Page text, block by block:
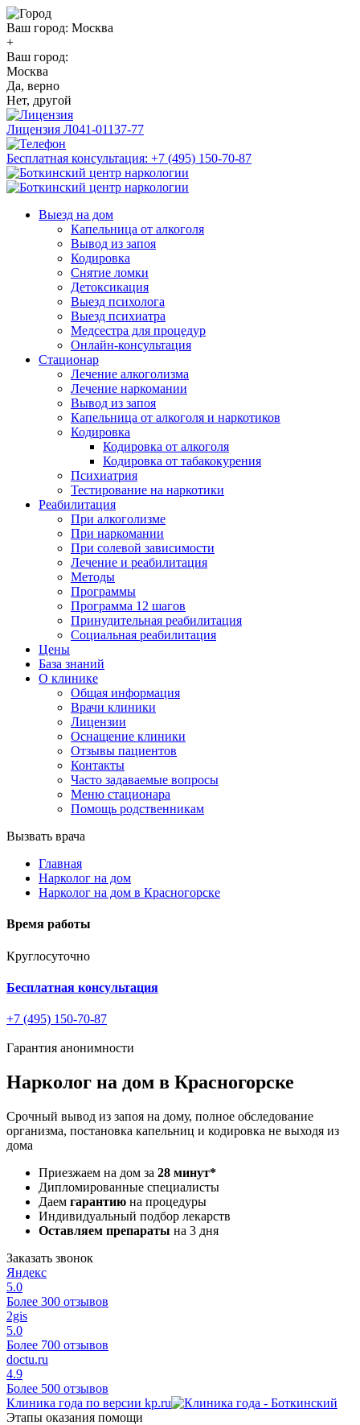
Ваш город: Москва
+
Ваш город:
Москва
Да, верно
Нет, другой
Лицензия Л041-01137-77
Бесплатная консультация: +7 (495) 150-70-87
Выезд на дом
Капельница от алкоголя
Вывод из запоя
Кодировка
Снятие ломки
Детоксикация
Выезд психолога
Выезд психиатра
Медсестра для процедур
Онлайн-консультация
Стационар
Лечение алкоголизма
Лечение наркомании
Вывод из запоя
Капельница от алкоголя и наркотиков
Кодировка
Кодировка от алкоголя
Кодировка от табакокурения
Психиатрия
Тестирование на наркотики
Реабилитация
При алкоголизме
При наркомании
При солевой зависимости
Лечение и реабилитация
Методы
Программы
Программа 12 шагов
Принудительная реабилитация
Социальная реабилитация
Цены
База знаний
О клинике
Общая информация
Врачи клиники
Лицензии
Оснащение клиники
Отзывы пациентов
Контакты
Часто задаваемые вопросы
Меню стационара
Помощь родственникам
Вызвать врача
Главная
Нарколог на дом
Нарколог на дом в Красногорске
Время работы
Круглосуточно
Бесплатная консультация
+7 (495) 150-70-87
Гарантия анонимности
Нарколог на дом в Красногорске
Срочный вывод из запоя на дому, полное обследование
организма, постановка капельниц и кодировка не выходя из
дома
Приезжаем на дом за 28 минут*
Дипломированные специалисты
Даем гарантию на процедуры
Индивидуальный подбор лекарств
Оставляем препараты на 3 дня
Заказать звонок
Яндекс
5.0
Более 300 отзывов
2gis
5.0
Более 700 отзывов
doctu.ru
4.9
Более 500 отзывов
Клиника года по версии kp.ru
Этапы оказания помощи